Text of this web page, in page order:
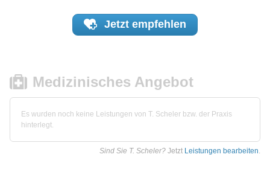
Jetzt empfehlen
Medizinisches Angebot
Es wurden noch keine Leistungen von T. Scheler bzw. der Praxis
hinterlegt.
Sind Sie T. Scheler? Jetzt Leistungen bearbeiten.